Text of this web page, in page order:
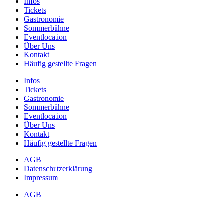
Tickets
Gastronomie
Sommerbühne
Eventlocation
Über Uns
Kontakt
Häufig gestellte Fragen
Infos
Tickets
Gastronomie
Sommerbühne
Eventlocation
Über Uns
Kontakt
Häufig gestellte Fragen
AGB
Datenschutzerklärung
Impressum
AGB